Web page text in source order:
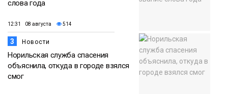
слова года
12:31 08 августа 514
3 Новости
Норильская служба спасения
объяснила, откуда в городе взялся
смог